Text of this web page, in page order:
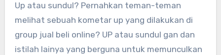
Up atau sundul? Pernahkan teman-teman
melihat sebuah kometar up yang dilakukan di
group jual beli online? UP atau sundul gan dan
istilah lainya yang berguna untuk memunculkan